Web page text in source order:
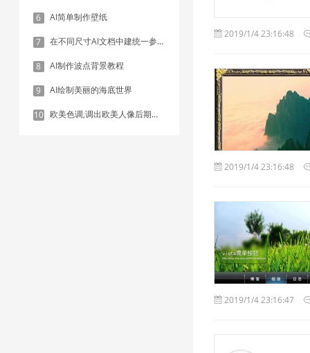
6 AI简单制作壁纸
7 在不同尺寸AI文档中建统一参考线 - 方法1：对齐和分布
8 AI制作波点背景教程
9 AI绘制美丽的海底世界
10 欧美色调,调出欧美人像后期色调实例
2019/1/4 23:16:48
2019/1/4 23:16:48
2019/1/4 23:16:47